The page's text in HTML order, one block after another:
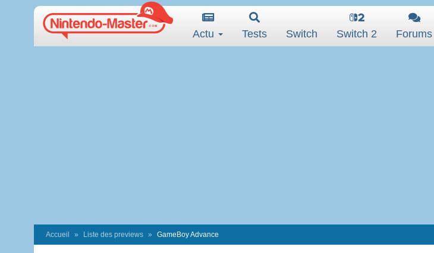
Actu Tests Switch Switch 2 Forums
Accueil Liste des previews GameBoy Advance